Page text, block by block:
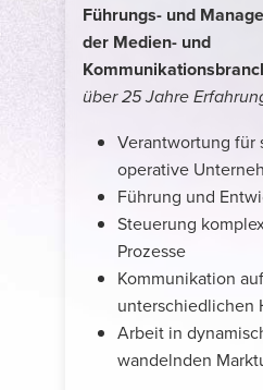
Führungs- und
der Medien- und
über 25 Jahre
Verantwortung für
operative
Führung und
Steuerung
Prozesse
Kommunikation auf
unterschiedlichen
Arbeit in
wandelnden